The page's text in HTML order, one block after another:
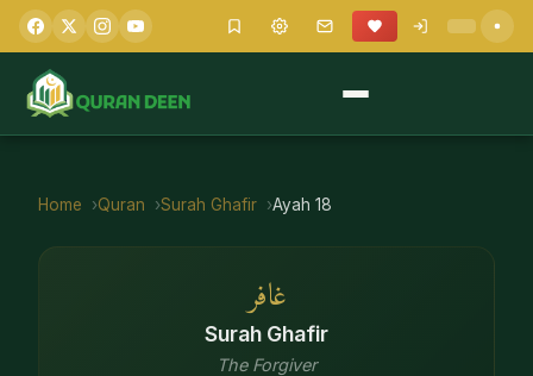
Home Quran Surah Ghafir Ayah 18
غافر
Surah Ghafir
The Forgiver